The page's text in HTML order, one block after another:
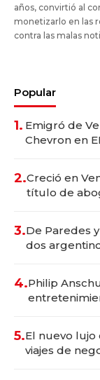
años, convirtió al
monetizarlo en las
contra las malas
Popular
1. Emigró de
Chevron en
2.Creció en
título de
3.De Paredes
dos
4.Philip
5.El nuevo
viajes de